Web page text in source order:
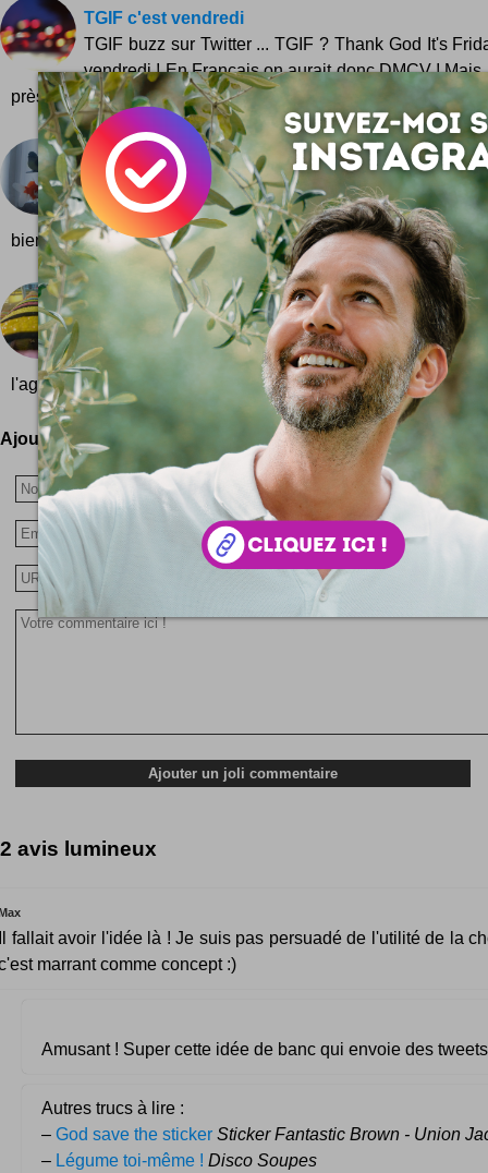
TGIF c'est vendredi
TGIF buzz sur Twitter ... TGIF ? Thank God It's
vendredi ! En Français on aurait donc DMCV ! Mais
près de buzzer sur Twitter :) Sur Flickr vous trouve...
Cage aquarium Duplex
La maman des poissons elle est peut être bien
est copine avec les oiseaux ? Duplex c'est un
bien imaginé signé de l'artiste Constance Guisset qui associe
Banc multicolore
L'hiver en moins morose avec un joli banc dans la
petite merveille de couleurs et de bonne
l'agence KLD-Design à Toulouse ... Une...
Ajoutez votre avis !
2 avis lumineux
fallait avoir l'idée là ! Je suis pas persuadé de l'utilité de la
marrant comme concept :)
Amusant ! Super cette idée de banc qui envoie des
Autres trucs à lire :
– God save the sticker Sticker Fantastic Brown - Union
– Légume toi-même ! Disco Soupes